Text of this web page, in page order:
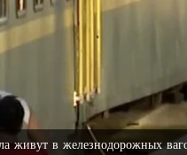
живут в железнодорожных